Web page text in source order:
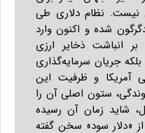
نیست. نظام دلاری طی
شده و اکنون وارد
انباشت ذخایر ارزی
جریان سرمایه‌گذاری
آمریکا و ظرفیت این
ستون اصلی آن را
شاید زمان آن رسیده
«دلار سود» سخن گفته